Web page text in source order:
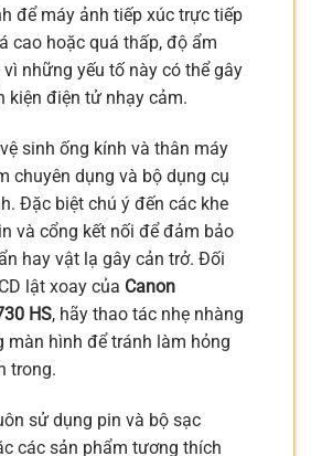
để máy ảnh tiếp xúc trực tiếp
cao hoặc quá thấp, độ ẩm
vì những yếu tố này có thể gây
kiện điện tử nhạy cảm.
sinh ống kính và thân máy
chuyên dụng và bộ dụng cụ
Đặc biệt chú ý đến các khe
và cổng kết nối để đảm bảo
hay vật lạ gây cản trở. Đối
lật xoay của Canon
HS, hãy thao tác nhẹ nhàng
màn hình để tránh làm hỏng
trong.
sử dụng pin và bộ sạc
các sản phẩm tương thích